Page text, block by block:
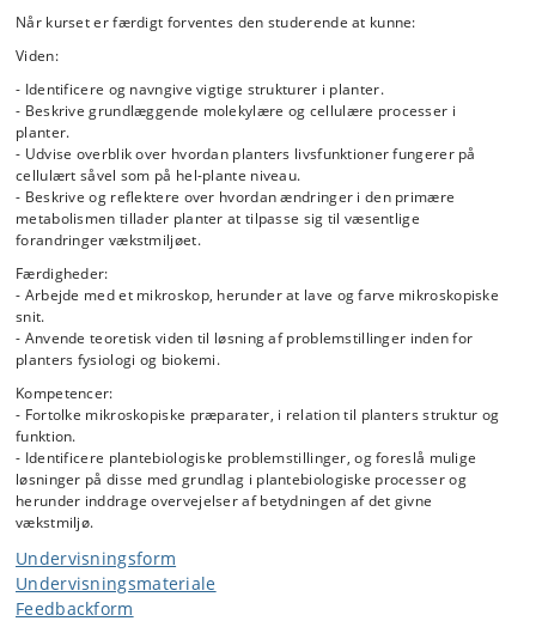
Når kurset er færdigt forventes den studerende at kunne:
Viden:
- Identificere og navngive vigtige strukturer i planter.
- Beskrive grundlæggende molekylære og cellulære processer i
planter.
- Udvise overblik over hvordan planters livsfunktioner fungerer på
cellulært såvel som på hel-plante niveau.
- Beskrive og reflektere over hvordan ændringer i den primære
metabolismen tillader planter at tilpasse sig til væsentlige
forandringer vækstmiljøet.
Færdigheder:
- Arbejde med et mikroskop, herunder at lave og farve mikroskopiske
snit.
- Anvende teoretisk viden til løsning af problemstillinger inden for
planters fysiologi og biokemi.
Kompetencer:
- Fortolke mikroskopiske præparater, i relation til planters struktur og
funktion.
- Identificere plantebiologiske problemstillinger, og foreslå mulige
løsninger på disse med grundlag i plantebiologiske processer og
herunder inddrage overvejelser af betydningen af det givne
vækstmiljø.
Undervisningsform
Undervisningsmateriale
Feedbackform